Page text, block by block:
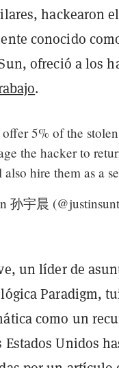
hackearon
conocido
ofreció a los
.
5% of the
the hacker to
hire them as a
孙宇晨
un líder de
Paradigm,
como un
Unidos